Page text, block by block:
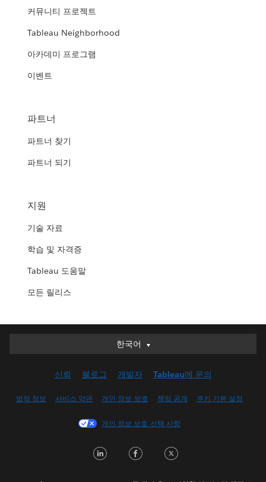
커뮤니티 프로젝트
Tableau Neighborhood
아카데미 프로그램
이벤트
파트너
파트너 찾기
파트너 되기
지원
기술 자료
학습 및 자격증
Tableau 도움말
모든 릴리스
한국어
한국어
English (UK)
Français (Canada)
Italiano
신뢰 블로그 개발자 Tableau에 문의
법적 정보 서비스 약관 개인 정보 보호 책임 공개 쿠키 기본 설정
개인 정보 보호 선택 사항
LinkedInFacebook